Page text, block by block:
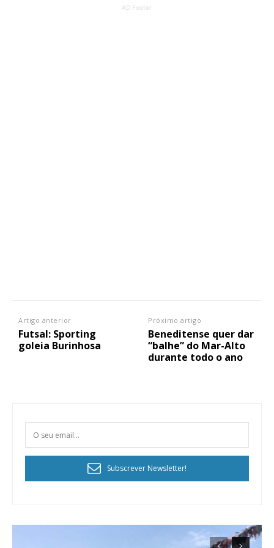
AD Footer
Artigo anterior
Futsal: Sporting
goleia Burinhosa
Próximo artigo
Beneditense quer dar
“balhe” do Mar-Alto
durante todo o ano
Subscrever Newsletter!